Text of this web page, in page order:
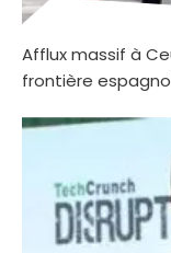
Afflux massif à
frontière